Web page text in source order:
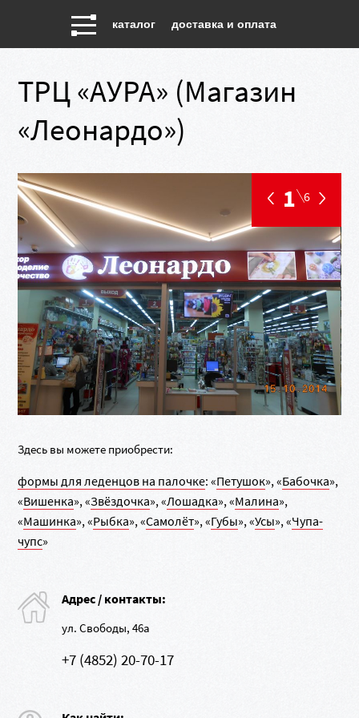
каталог доставка и оплата
ТРЦ «АУРА» (Магазин
«Леонардо»)
1 6
Здесь вы можете приобрести:
формы для леденцов на палочке: «Петушок», «Бабочка»,
«Вишенка», «Звёздочка», «Лошадка», «Малина»,
«Машинка», «Рыбка», «Самолёт», «Губы», «Усы», «Чупа-
чупс»
Адрес / контакты:
ул. Свободы, 46а
+7 (4852) 20-70-17